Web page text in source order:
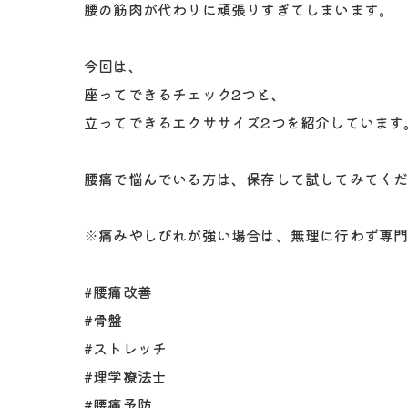
腰の筋肉が代わりに頑張りすぎてしまいます。
今回は、
座ってできるチェック2つと、
立ってできるエクササイズ2つを紹介しています。
腰痛で悩んでいる方は、保存して試してみてくだ
※痛みやしびれが強い場合は、無理に行わず専門
#腰痛改善
#骨盤
#ストレッチ
#理学療法士